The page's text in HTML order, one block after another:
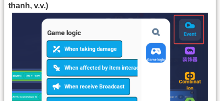
thanh, v.v.)